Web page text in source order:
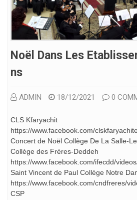
Noël Dans Les
Ns
ADMIN 18/12/2021 0
CLS Kfaryachit
https://www.facebook.com/
Concert de Noël Collège De La Salle-
Collège des Frères-Deddeh
https://www.facebook.com/ifecdd/
Saint Vincent de Paul Collège Notre
https://www.facebook.com/cndfreres/
CSP